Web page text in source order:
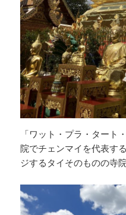
「ワット・プラ・ター
院でチェンマイを代表す
ジするタイそのものの寺